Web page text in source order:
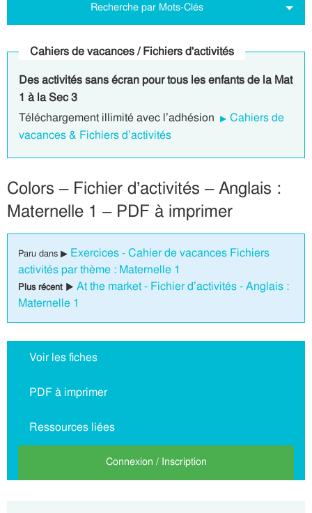
Recherche par Mots-Clés
Cahiers de vacances / Fichiers d'activités
Des activités sans écran pour tous les enfants de la Mat
1 à la Sec 3
Téléchargement illimité avec l’adhésion
Cahiers de
vacances & Fichiers d’activités
Colors – Fichier d’activités – Anglais :
Maternelle 1 – PDF à imprimer
Paru dans ▶ Exercices - Cahier de vacances Fichiers
activités par thème : Maternelle 1
Plus récent ▶ At the market - Fichier d’activités - Anglais :
Maternelle 1
Voir les fiches
PDF à imprimer
Ressources liées
Connexion / Inscription